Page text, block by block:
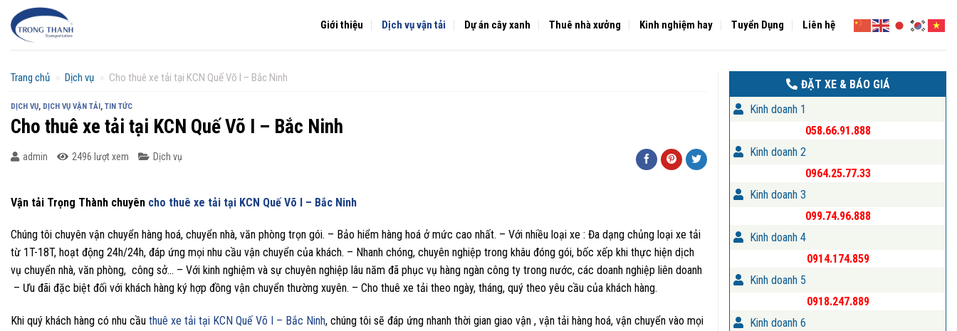
Chuyển
đến
Giới thiệu Dịch vụ vận tải Dự án cây xanh Thuê nhà xưởng Kinh nghiệm hay Tuyển Dụng Liên hệ
Trang chủ » Dịch vụ » Cho thuê xe tải tại KCN Quế Võ I – Bắc Ninh
DỊCH VỤ, DỊCH VỤ VẬN TẢI, TIN TỨC
Cho thuê xe tải tại KCN Quế Võ I – Bắc Ninh
admin 2496 lượt xem Dịch vụ
Vận tải Trọng Thành chuyên cho thuê xe tải tại KCN Quế Võ I – Bắc Ninh
Chúng tôi chuyên vận chuyển hàng hoá, chuyển nhà, văn phòng trọn gói. – Bảo hiểm hàng hoá ở mức cao nhất. – Với nhiều loại xe : Đa dạng chủng loại xe tải
từ 1T-18T, hoạt động 24h/24h, đáp ứng mọi nhu cầu vận chuyển của khách. – Nhanh chóng, chuyên nghiệp trong khâu đóng gói, bốc xếp khi thực hiện dịch
vụ chuyển nhà, văn phòng, công sở… – Với kinh nghiệm và sự chuyên nghiệp lâu năm đã phục vụ hàng ngàn công ty trong nước, các doanh nghiệp liên doanh
– Ưu đãi đặc biệt đối với khách hàng ký hợp đồng vận chuyển thường xuyên. – Cho thuê xe tải theo ngày, tháng, quý theo yêu cầu của khách hàng.
Khi quý khách hàng có nhu cầu thuê xe tải tại KCN Quế Võ I – Bắc Ninh, chúng tôi sẽ đáp ứng nhanh thời gian giao vận , vận tải hàng hoá, vận chuyển vào mọi
ĐẶT XE & BÁO GIÁ
Kinh doanh 1
058.66.91.888
Kinh doanh 2
0964.25.77.33
Kinh doanh 3
099.74.96.888
Kinh doanh 4
0914.174.859
Kinh doanh 5
0918.247.889
Kinh doanh 6